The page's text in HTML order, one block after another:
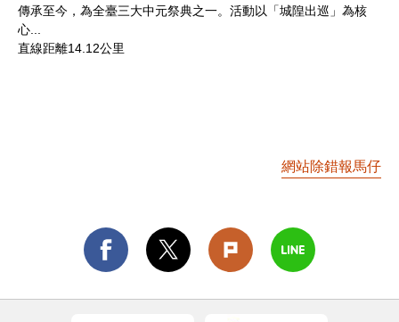
傳承至今，為全臺三大中元祭典之一。活動以「城隍出巡」為核
心...
直線距離14.12公里
網站除錯報馬仔